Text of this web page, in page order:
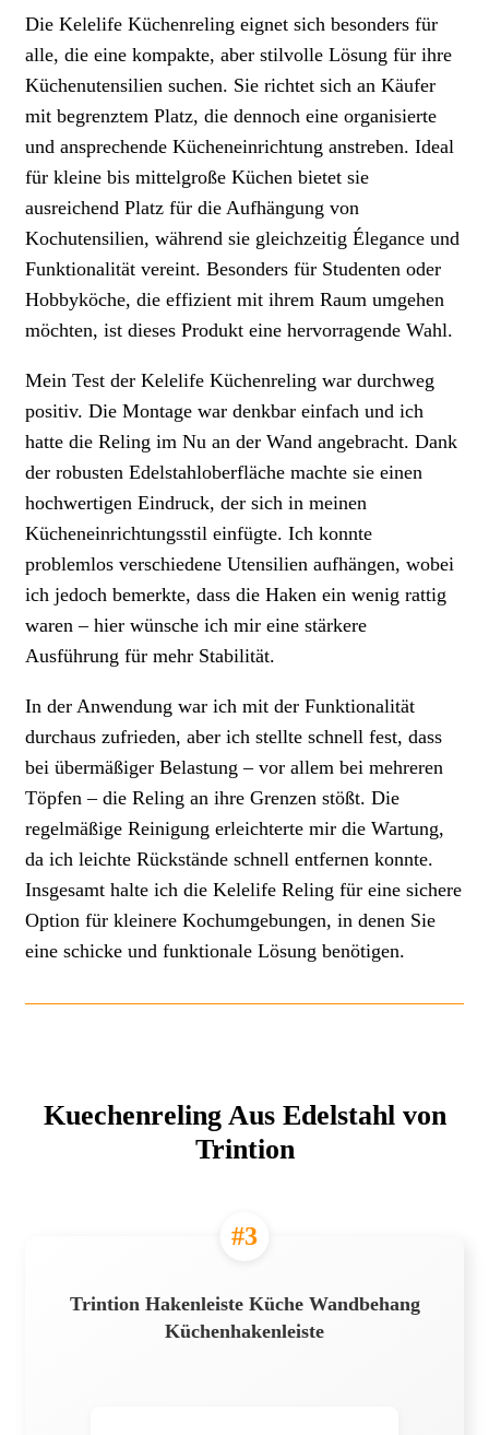
Die Kelelife Küchenreling eignet sich besonders für
alle, die eine kompakte, aber stilvolle Lösung für ihre
Küchenutensilien suchen. Sie richtet sich an Käufer
mit begrenztem Platz, die dennoch eine organisierte
und ansprechende Kücheneinrichtung anstreben. Ideal
für kleine bis mittelgroße Küchen bietet sie
ausreichend Platz für die Aufhängung von
Kochutensilien, während sie gleichzeitig Élegance und
Funktionalität vereint. Besonders für Studenten oder
Hobbyköche, die effizient mit ihrem Raum umgehen
möchten, ist dieses Produkt eine hervorragende Wahl.
Mein Test der Kelelife Küchenreling war durchweg
positiv. Die Montage war denkbar einfach und ich
hatte die Reling im Nu an der Wand angebracht. Dank
der robusten Edelstahloberfläche machte sie einen
hochwertigen Eindruck, der sich in meinen
Kücheneinrichtungsstil einfügte. Ich konnte
problemlos verschiedene Utensilien aufhängen, wobei
ich jedoch bemerkte, dass die Haken ein wenig rattig
waren – hier wünsche ich mir eine stärkere
Ausführung für mehr Stabilität.
In der Anwendung war ich mit der Funktionalität
durchaus zufrieden, aber ich stellte schnell fest, dass
bei übermäßiger Belastung – vor allem bei mehreren
Töpfen – die Reling an ihre Grenzen stößt. Die
regelmäßige Reinigung erleichterte mir die Wartung,
da ich leichte Rückstände schnell entfernen konnte.
Insgesamt halte ich die Kelelife Reling für eine sichere
Option für kleinere Kochumgebungen, in denen Sie
eine schicke und funktionale Lösung benötigen.
Kuechenreling Aus Edelstahl von
Trintion
#3
Trintion Hakenleiste Küche Wandbehang
Küchenhakenleiste